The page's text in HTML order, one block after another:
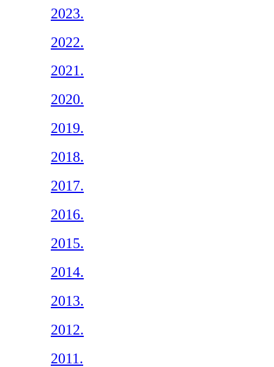
2023.
2022.
2021.
2020.
2019.
2018.
2017.
2016.
2015.
2014.
2013.
2012.
2011.